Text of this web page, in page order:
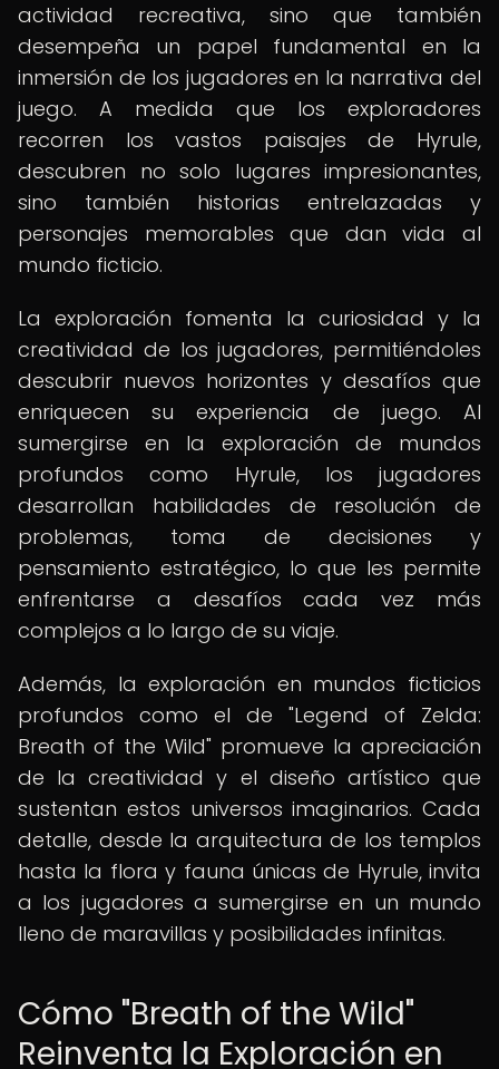
actividad recreativa, sino que también
desempeña un papel fundamental en la
inmersión de los jugadores en la narrativa del
juego. A medida que los exploradores
recorren los vastos paisajes de Hyrule,
descubren no solo lugares impresionantes,
sino también historias entrelazadas y
personajes memorables que dan vida al
mundo ficticio.
La exploración fomenta la curiosidad y la
creatividad de los jugadores, permitiéndoles
descubrir nuevos horizontes y desafíos que
enriquecen su experiencia de juego. Al
sumergirse en la exploración de mundos
profundos como Hyrule, los jugadores
desarrollan habilidades de resolución de
problemas, toma de decisiones y
pensamiento estratégico, lo que les permite
enfrentarse a desafíos cada vez más
complejos a lo largo de su viaje.
Además, la exploración en mundos ficticios
profundos como el de "Legend of Zelda:
Breath of the Wild" promueve la apreciación
de la creatividad y el diseño artístico que
sustentan estos universos imaginarios. Cada
detalle, desde la arquitectura de los templos
hasta la flora y fauna únicas de Hyrule, invita
a los jugadores a sumergirse en un mundo
lleno de maravillas y posibilidades infinitas.
Cómo "Breath of the Wild"
Reinventa la Exploración en